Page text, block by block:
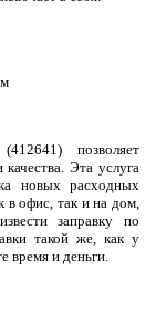
позволяет
Эта услуга
новых расходных
в офис, так и на дом,
заправку по
такой же, как у
время и деньги.